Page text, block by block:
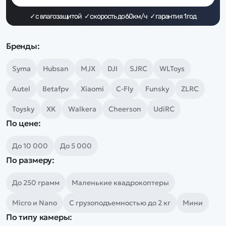
✓с влагозащитой ✓скорость до 60км/ч ✓гарантия 1 год
Бренды:
Syma Hubsan MJX DJI SJRC WLToys
Autel Betafpv Xiaomi C-Fly Funsky ZLRC
Toysky XK Walkera Cheerson UdiRC
По цене:
До 10 000 До 5 000
По размеру:
До 250 грамм Маленькие квадрокоптеры
Micro и Nano С грузоподъемностью до 2 кг Мини
По типу камеры:
Дополнительный способ связи
Заказать звонок
Наши соцсети:
Каталог
Квадрокоптеры
Машинки
Танки
Оптовые продажи